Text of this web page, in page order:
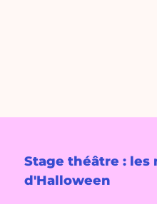
Stage théâtre : les
d'Halloween